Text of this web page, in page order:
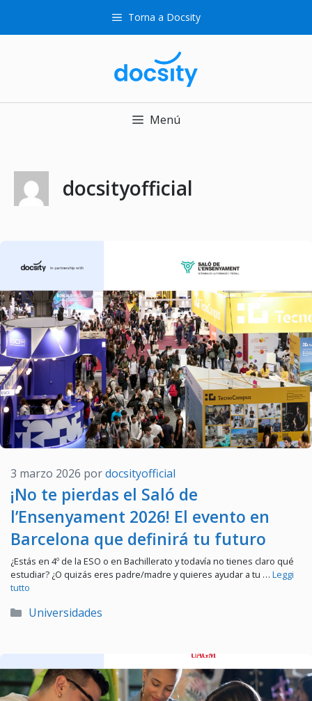
Torna a Docsity
Menú
docsityofficial
¡No te pierdas el Saló de
l’Ensenyament 2026! El evento en
Barcelona que definirá tu futuro
3 marzo 2026 pordocsityofficial
¿Estás en 4º de la ESO o en Bachillerato y todavía no tienes claro qué
estudiar? ¿O quizás eres padre/madre y quieres ayudar a tu … Leggi
tutto
Categorías
Universidades